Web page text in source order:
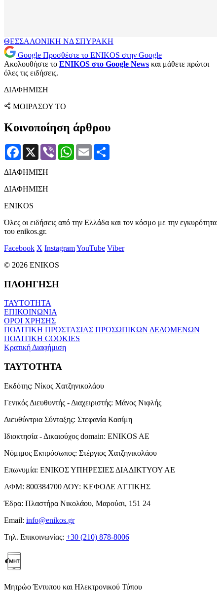
ΘΕΣΣΑΛΟΝΙΚΗ ΝΔΣΠΥΡΑΚΗ
Google Προσθέστε το ENIKOS στην Google
Ακολουθήστε το ENIKOS στο Google News και μάθετε πρώτοι
όλες τις ειδήσεις.
ΔΙΑΦΗΜΙΣΗ
ΜΟΙΡΑΣΟΥ ΤΟ
Κοινοποίηση άρθρου
Facebook
X Viber WhatsApp
Email
ΔΙΑΦΗΜΙΣΗ
ΔΙΑΦΗΜΙΣΗ
ENIKOS
Όλες οι ειδήσεις από την Ελλάδα και τον κόσμο με την εγκυρότητα
του enikos.gr.
Facebook X InstagramYouTube Viber
© 2026 ENIKOS
ΠΛΟΗΓΗΣΗ
ΤΑΥΤΟΤΗΤΑ
ΕΠΙΚΟΙΝΩΝΙΑ
ΟΡΟΙ ΧΡΗΣΗΣ
ΠΟΛΙΤΙΚΗ ΠΡΟΣΤΑΣΙΑΣ ΠΡΟΣΩΠΙΚΩΝ ΔΕΔΟΜΕΝΩΝ
ΠΟΛΙΤΙΚΗ COOKIES
Κρατική Διαφήμιση
ΤΑΥΤΟΤΗΤΑ
Εκδότης: Νίκος Χατζηνικολάου
Γενικός Διευθυντής - Διαχειριστής: Μάνος Νιφλής
Διευθύντρια Σύνταξης: Στεφανία Κασίμη
Ιδιοκτησία - Δικαιούχος domain: ENIKOS AE
Νόμιμος Εκπρόσωπος: Στέργιος Χατζηνικολάου
Επωνυμία: ΕΝΙΚΟΣ ΥΠΗΡΕΣΙΕΣ ΔΙΑΔΙΚΤΥΟΥ ΑΕ
ΑΦΜ: 800384700 ΔΟΥ: ΚΕΦΟΔΕ ΑΤΤΙΚΗΣ
Έδρα: Πλαστήρα Νικολάου, Μαρούσι, 151 24
Email: info@enikos.gr
Τηλ. Επικοινωνίας: +30 (210) 878-8006
Μητρώο Έντυπου και Ηλεκτρονικού Τύπου